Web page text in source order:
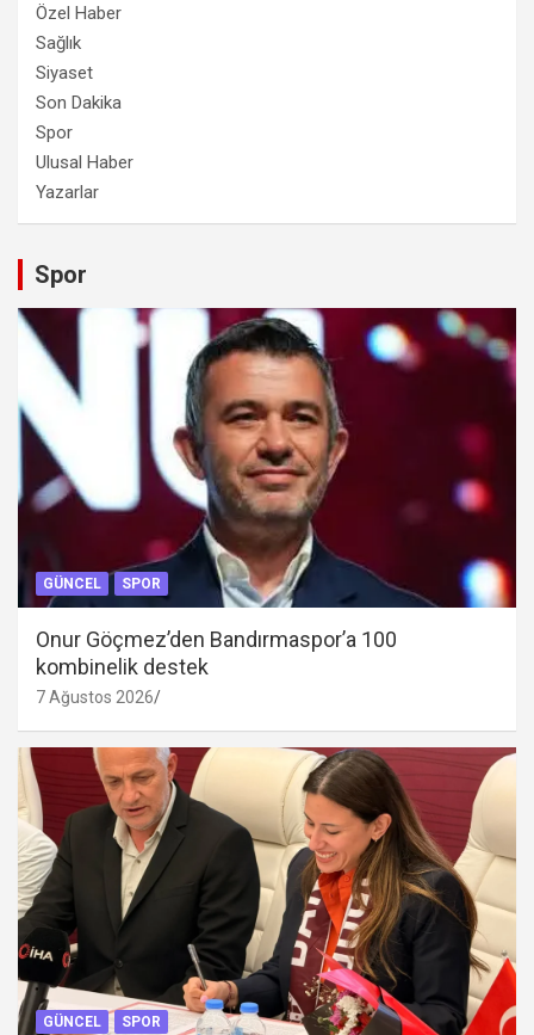
Özel Haber
Sağlık
Siyaset
Son Dakika
Spor
Ulusal Haber
Yazarlar
Spor
GÜNCEL SPOR
Onur Göçmez’den Bandırmaspor’a 100
kombinelik destek
7 Ağustos 2026
GÜNCEL SPOR